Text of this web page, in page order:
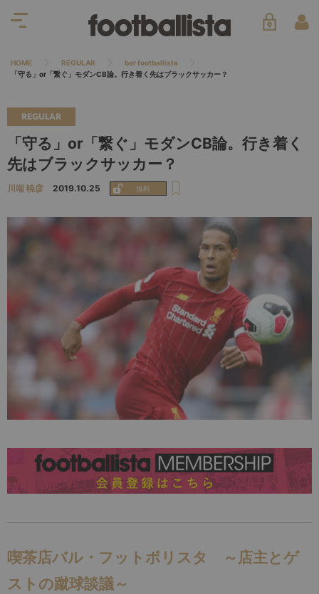
HOME REGULAR
bar footballista
「守る」or「繋ぐ」モダンCB論。行き着く先はブラックサッカー？
REGULAR
「守る」or「繋ぐ」モダンCB論。行き着く
先はブラックサッカー？
川端 暁彦 2019.10.25
喫茶店バル・フットボリスタ ～店主とゲ
ストの蹴球談議～